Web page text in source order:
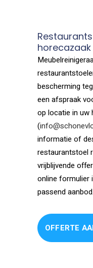
horecazaak
bescherming
een afspraak
op locatie in uw
(
informatie of
restaurantstoel
vrijblijvende
online formulier
passend aanbod.
OFFERTE